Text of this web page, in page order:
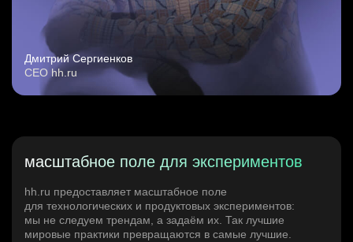
Дмитрий Сергиенков
CEO hh.ru
масштабное поле для экспериментов
hh.ru предоставляет масштабное поле
для технологических и продуктовых экспериментов:
мы не следуем трендам, а задаём их. Так лучшие
мировые практики превращаются в самые лучшие.